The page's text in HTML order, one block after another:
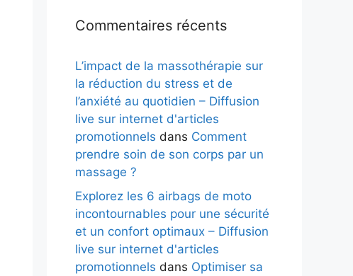
Commentaires récents
L’impact de la massothérapie sur
la réduction du stress et de
l’anxiété au quotidien – Diffusion
live sur internet d'articles
promotionnels dans Comment
prendre soin de son corps par un
massage ?
Explorez les 6 airbags de moto
incontournables pour une sécurité
et un confort optimaux – Diffusion
live sur internet d'articles
promotionnels dans Optimiser sa